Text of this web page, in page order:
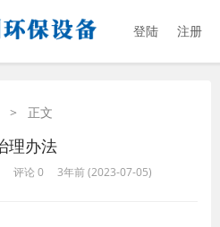
登陆 注册
> 正文
理办法
评论 0 3年前 (2023-07-05)